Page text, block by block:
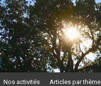
Nos activités Articles par thème